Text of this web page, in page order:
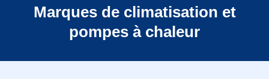
Marques de climatisation et
pompes à chaleur